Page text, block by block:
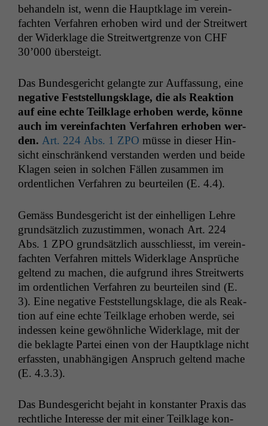
behan­deln ist, wenn die Haup­tk­lage im vere­in­
facht­en Ver­fahren erhoben wird und der Stre­itwert
der Widerk­lage die Stre­itwert­gren­ze von CHF
30’000 übersteigt.
Das Bun­des­gericht gelangte zur Auf­fas­sung, eine
neg­a­tive Fest­stel­lungsklage, die als Reak­tion
auf eine echte Teilk­lage erhoben werde, könne
auch im vere­in­facht­en Ver­fahren erhoben wer­
den. Art. 224 Abs. 1 ZPO müsse in dieser Hin­
sicht ein­schränk­end ver­standen wer­den und bei­de
Kla­gen seien in solchen Fällen zusam­men im
ordentlichen Ver­fahren zu beurteilen (E. 4.4).
Gemäss Bun­des­gericht ist der ein­hel­li­gen Lehre
grund­sät­zlich zuzus­tim­men, wonach Art. 224
Abs. 1 ZPO grund­sät­zlich auss­chliesst, im vere­in­
facht­en Ver­fahren mit­tels Widerk­lage Ansprüche
gel­tend zu machen, die auf­grund ihres Stre­itwerts
im ordentlichen Ver­fahren zu beurteilen sind (E.
3). Eine neg­a­tive Fest­stel­lungsklage, die als Reak­
tion auf eine echte Teilk­lage erhoben werde, sei
indessen keine gewöhn­liche Widerk­lage, mit der
die beklagte Partei einen von der Haup­tk­lage nicht
erfassten, unab­hängi­gen Anspruch gel­tend mache
(E. 4.3.3).
Das Bun­des­gericht bejaht in kon­stan­ter Prax­is das
rechtliche Inter­esse der mit ein­er Teilk­lage kon­